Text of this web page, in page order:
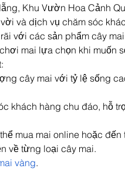
Khu Vườn Hoa Cảnh
và dịch vụ chăm sóc
với các sản phẩm cây
mai lựa chọn khi muốn
cây mai với tỷ lệ sống
khách hàng chu đáo, hỗ
mua mai online hoặc
về từng loại cây mai.
vàng.